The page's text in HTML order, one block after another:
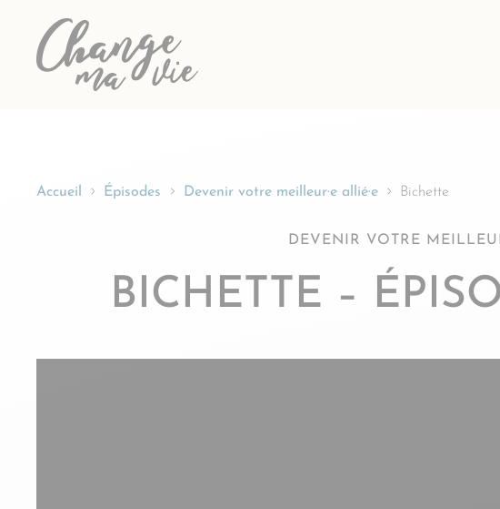
Passer
Accueil Épisodes Devenir votre meilleur·e allié·e Bichette
DEVENIR VOTRE
BICHETTE –